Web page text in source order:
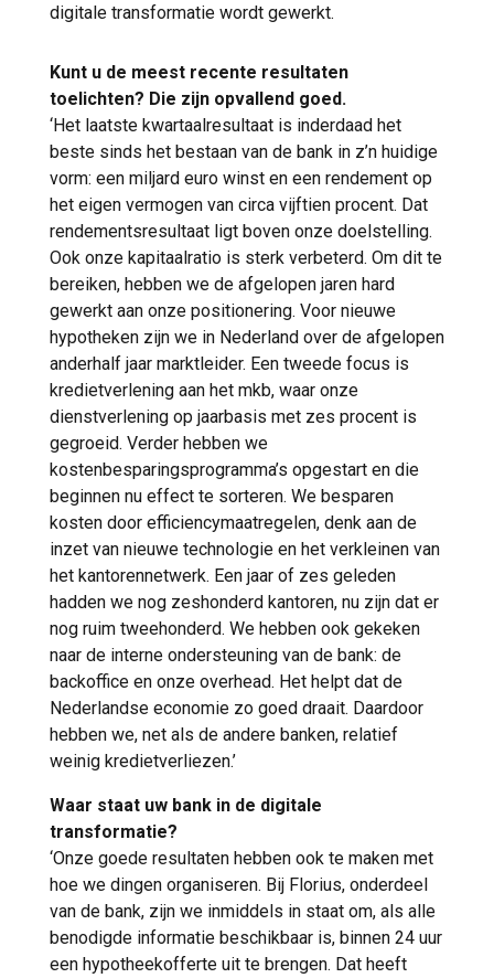
digitale transformatie wordt gewerkt.
Kunt u de meest recente resultaten
toelichten? Die zijn opvallend goed.
‘Het laatste kwartaalresultaat is inderdaad het
beste sinds het bestaan van de bank in z’n huidige
vorm: een miljard euro winst en een rendement op
het eigen vermogen van circa vijftien procent. Dat
rendementsresultaat ligt boven onze doelstelling.
Ook onze kapitaalratio is sterk verbeterd. Om dit te
bereiken, hebben we de afgelopen jaren hard
gewerkt aan onze positionering. Voor nieuwe
hypotheken zijn we in Nederland over de afgelopen
anderhalf jaar marktleider. Een tweede focus is
kredietverlening aan het mkb, waar onze
dienstverlening op jaarbasis met zes procent is
gegroeid. Verder hebben we
kostenbesparingsprogramma’s opgestart en die
beginnen nu effect te sorteren. We besparen
kosten door efficiencymaatregelen, denk aan de
inzet van nieuwe technologie en het verkleinen van
het kantorennetwerk. Een jaar of zes geleden
hadden we nog zeshonderd kantoren, nu zijn dat er
nog ruim tweehonderd. We hebben ook gekeken
naar de interne ondersteuning van de bank: de
backoffice en onze overhead. Het helpt dat de
Nederlandse economie zo goed draait. Daardoor
hebben we, net als de andere banken, relatief
weinig kredietverliezen.’
Waar staat uw bank in de digitale
transformatie?
‘Onze goede resultaten hebben ook te maken met
hoe we dingen organiseren. Bij Florius, onderdeel
van de bank, zijn we inmiddels in staat om, als alle
benodigde informatie beschikbaar is, binnen 24 uur
een hypotheekofferte uit te brengen. Dat heeft